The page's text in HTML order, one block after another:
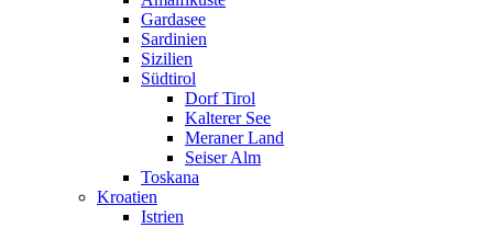
Gardasee
Sardinien
Sizilien
Südtirol
Dorf Tirol
Kalterer See
Meraner Land
Seiser Alm
Toskana
Kroatien
Istrien